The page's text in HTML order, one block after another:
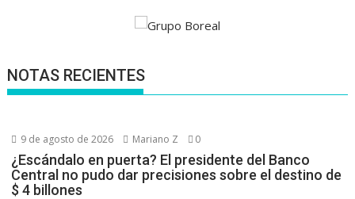
NOTAS RECIENTES
9 de agosto de 2026 Mariano Z 0
¿Escándalo en puerta? El presidente del Banco
Central no pudo dar precisiones sobre el destino de
$ 4 billones